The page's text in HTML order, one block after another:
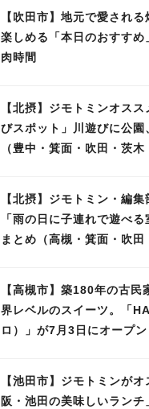
【吹田市】地元で愛され
楽しめる「本日のおすすめ
肉時間
【北摂】ジモトミンオス
びスポット」川遊びに公園
（豊中・箕面・吹田・茨木
【北摂】ジモトミン・編集
「雨の日に子連れで遊べる
まとめ（高槻・箕面・吹田
【高槻市】築180年の古民
界レベルのスイーツ。「
ロ）」が7月3日にオープン
【池田市】ジモトミンが
阪・池田の美味しいラン